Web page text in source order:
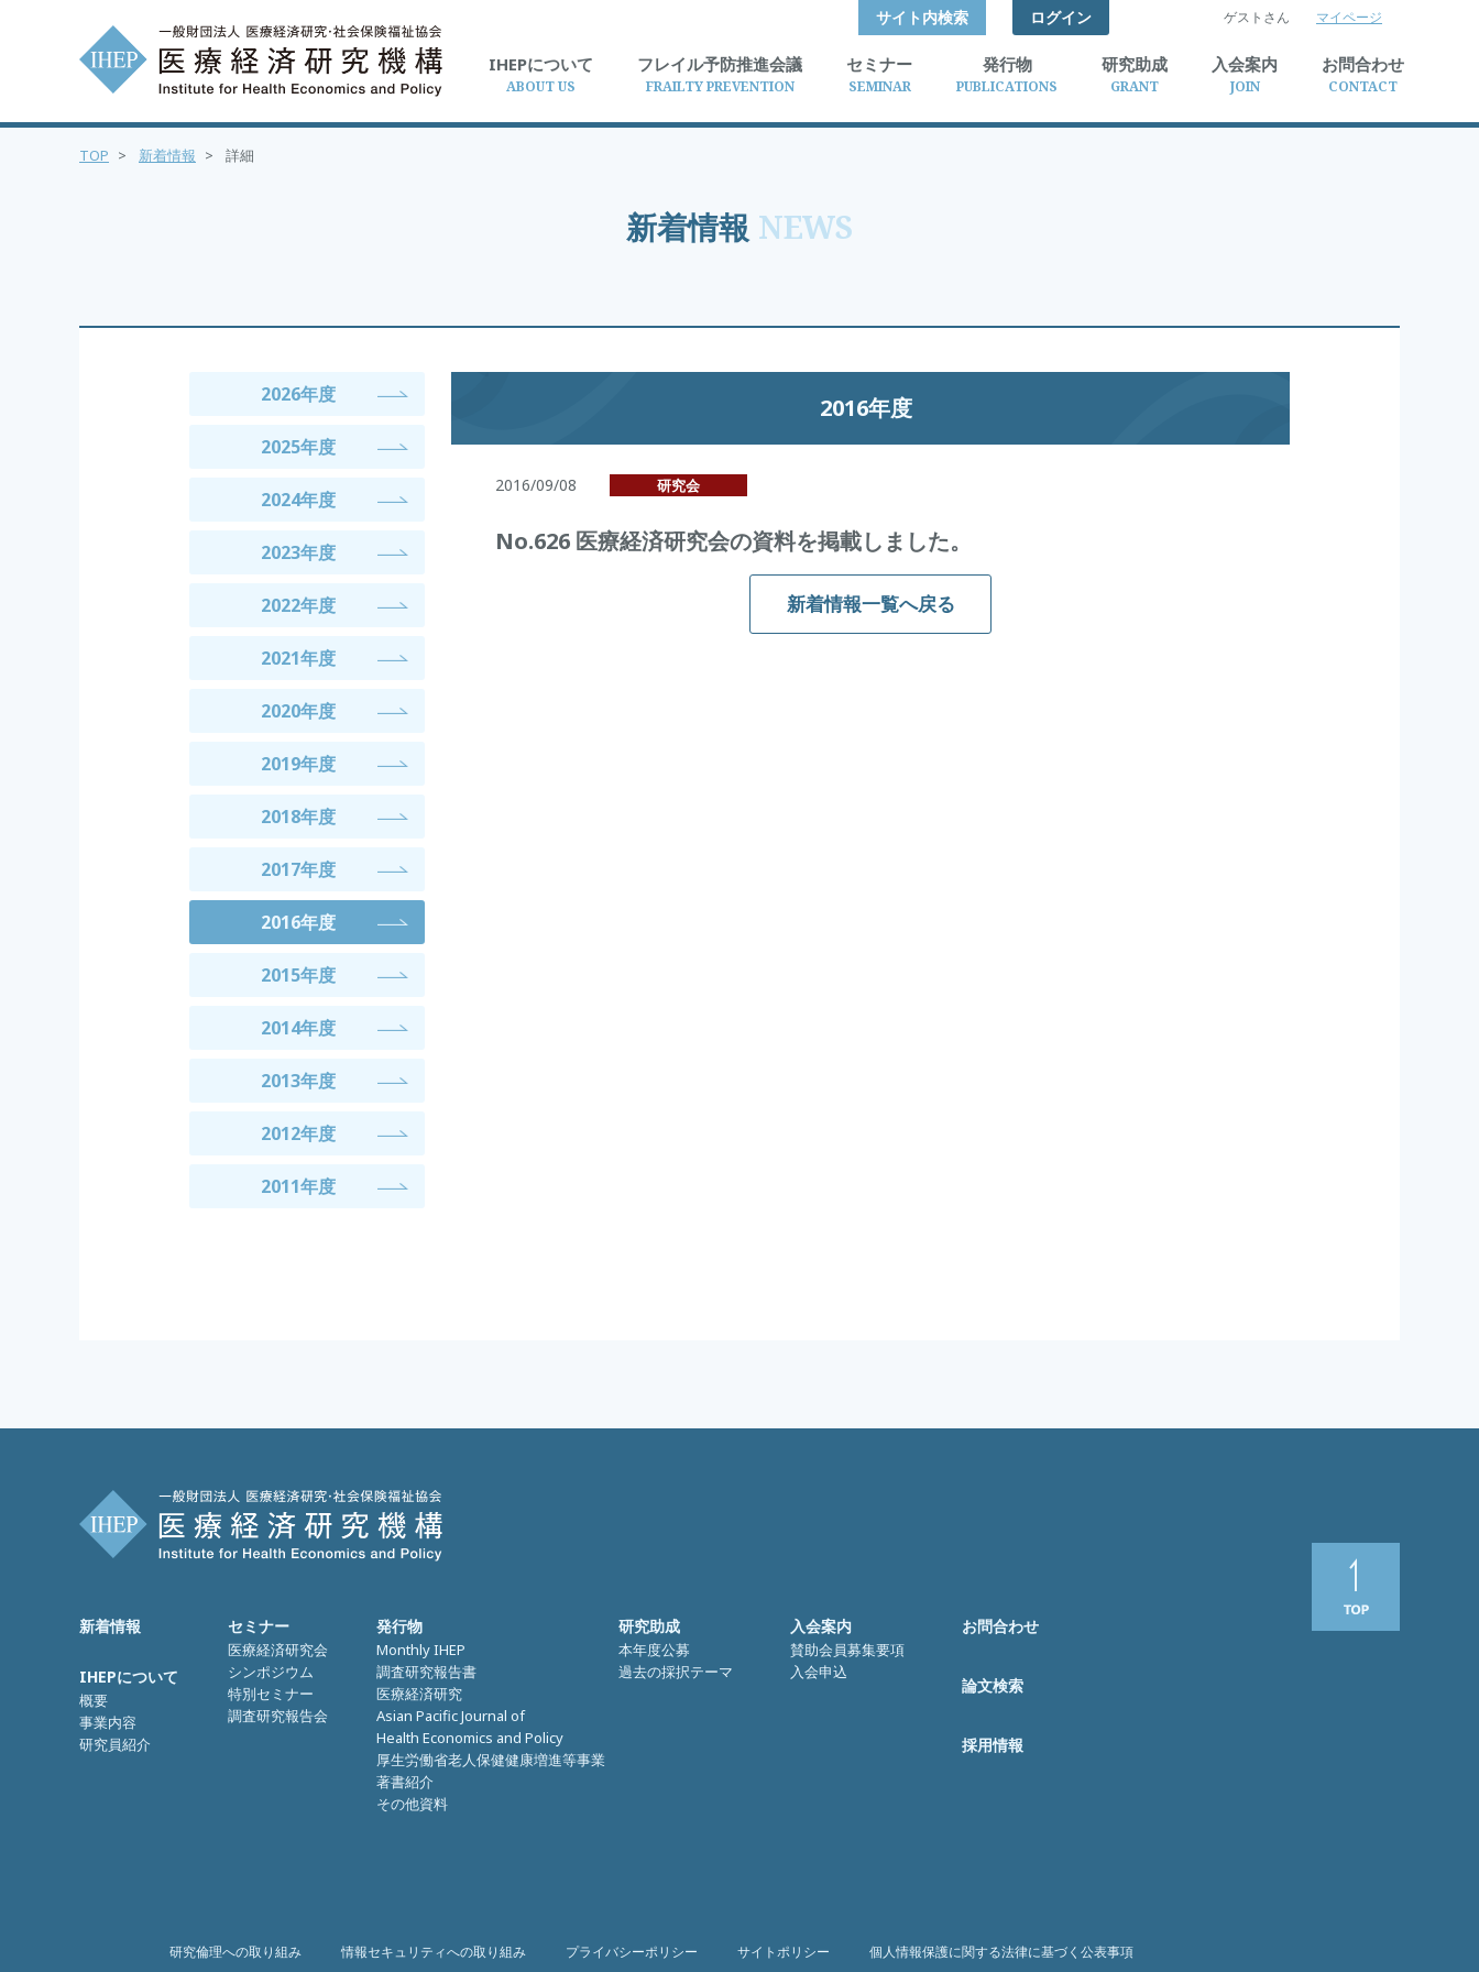
サイト内検索 検索
ログイン ゲストさん マイページ
IHEPについて
ABOUT US
フレイル予防推進会議
FRAILTY PREVENTION
セミナー
SEMINAR
発行物
PUBLICATIONS
研究助成
GRANT
入会案内
JOIN
お問合わせ
CONTACT
新着情報 NEWS
TOP > 新着情報 > 詳細
2026年度
2025年度
2024年度
2023年度
2022年度
2021年度
2020年度
2019年度
2018年度
2017年度
2016年度
2015年度
2014年度
2013年度
2012年度
2011年度
2016年度
2016/09/08 研究会
No.626 医療経済研究会の資料を掲載しました。
新着情報一覧へ戻る
新着情報
IHEPについて
概要
事業内容
研究員紹介
セミナー
医療経済研究会
シンポジウム
特別セミナー
調査研究報告会
発行物
Monthly IHEP
調査研究報告書
医療経済研究
Asian Pacific Journal of
Health Economics and Policy
厚生労働省老人保健健康増進等事業
著書紹介
その他資料
研究助成
本年度公募
過去の採択テーマ
入会案内
賛助会員募集要項
入会申込
お問合わせ
論文検索
採用情報
研究倫理への取り組み 情報セキュリティへの取り組み プライバシーポリシー サイトポリシー 個人情報保護に関する法律に基づく公表事項